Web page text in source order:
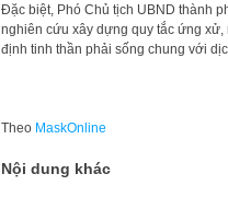
Đặc biệt, Phó Chủ tịch UBND thành
nghiên cứu xây dựng quy tắc ứng
định tinh thần phải sống chung với
Theo MaskOnline
Nội dung khác